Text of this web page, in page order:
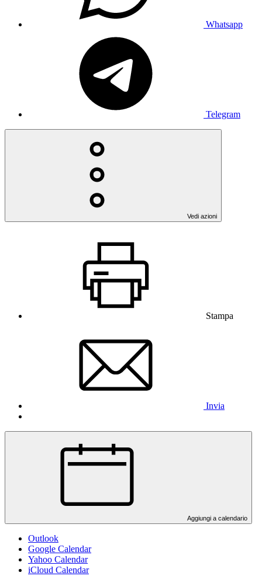
Whatsapp
Telegram
Vedi azioni
Stampa
Invia
Aggiungi a calendario
Outlook
Google Calendar
Yahoo Calendar
iCloud Calendar